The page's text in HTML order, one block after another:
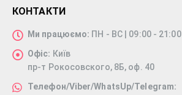
КОНТАКТИ
Ми працюємо: ПН - ВС | 09:00 - 21:00
Офіс: Київ
пр-т Рокосовского, 8Б, оф. 40
Телефон/Viber/WhatsUp/Telegram: